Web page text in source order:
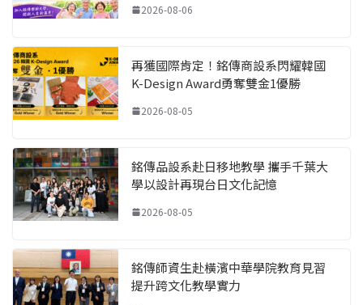
2026-08-06
再獲國際肯定！銘傳商設系閃耀韓國
K-Design Award勇奪雙金1優勝
2026-08-05
銘傳品設系赴日移地教學 攜手千葉大
學以設計再現台日文化記憶
2026-08-05
銘傳師資生赴橫濱中華學院教育見習
提升跨文化教學實力